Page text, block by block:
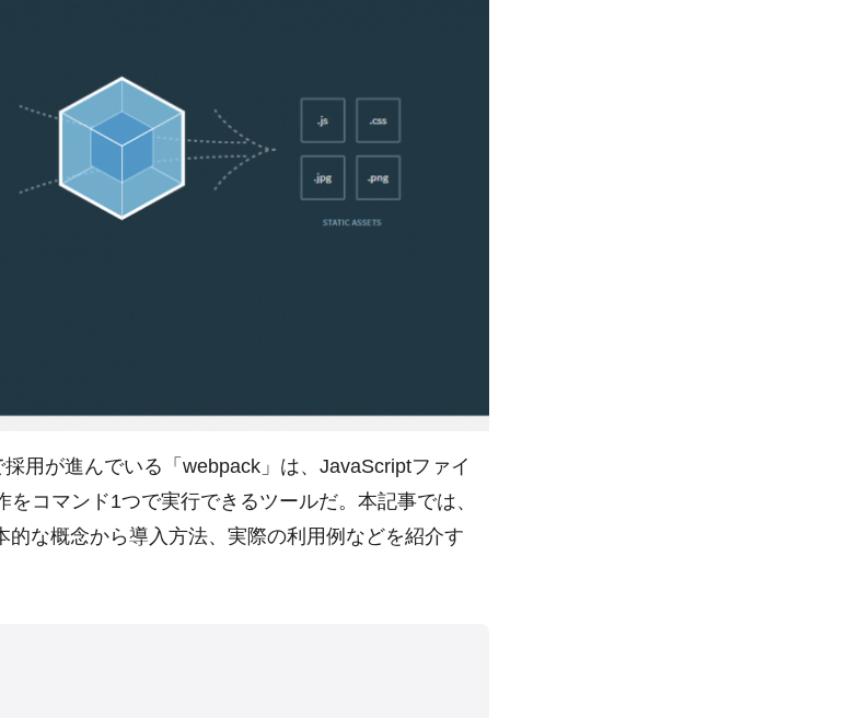
用が進んでいる「webpack」は、JavaScriptファイ
コマンド1つで実行できるツールだ。本記事では、
的な概念から導入方法、実際の利用例などを紹介す